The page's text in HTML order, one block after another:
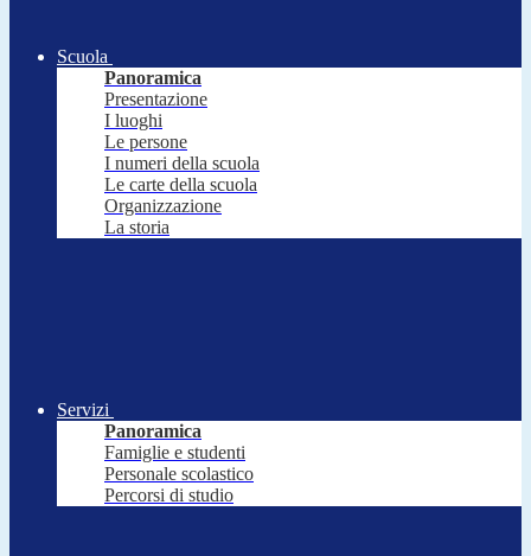
Scuola
Panoramica
Presentazione
I luoghi
Le persone
I numeri della scuola
Le carte della scuola
Organizzazione
La storia
Servizi
Panoramica
Famiglie e studenti
Personale scolastico
Percorsi di studio